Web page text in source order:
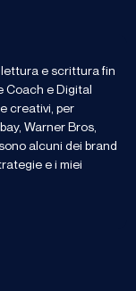
e scrittura fin
Coach e Digital
creativi, per
Warner Bros,
alcuni dei brand
e i miei